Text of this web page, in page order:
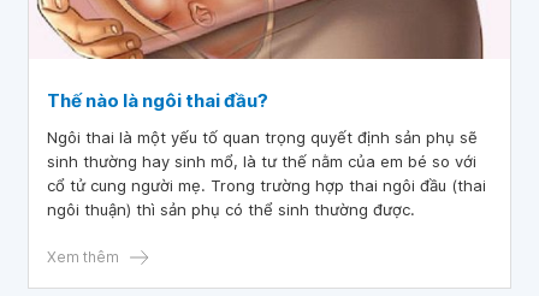
Thế nào là ngôi thai đầu?
Ngôi thai là một yếu tố quan trọng quyết định sản phụ sẽ
sinh thường hay sinh mổ, là tư thế nằm của em bé so với
cổ tử cung người mẹ. Trong trường hợp thai ngôi đầu (thai
ngôi thuận) thì sản phụ có thể sinh thường được.
Xem thêm